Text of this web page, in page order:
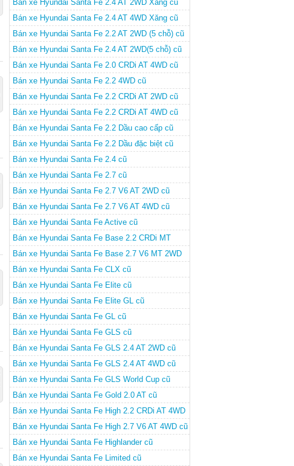
Bán xe Hyundai Santa Fe 2.4 AT 2WD Xăng cũ
Bán xe Hyundai Santa Fe 2.4 AT 4WD Xăng cũ
Bán xe Hyundai Santa Fe 2.2 AT 2WD (5 chỗ) cũ
Bán xe Hyundai Santa Fe 2.4 AT 2WD(5 chỗ) cũ
Bán xe Hyundai Santa Fe 2.0 CRDi AT 4WD cũ
Bán xe Hyundai Santa Fe 2.2 4WD cũ
Bán xe Hyundai Santa Fe 2.2 CRDi AT 2WD cũ
Bán xe Hyundai Santa Fe 2.2 CRDi AT 4WD cũ
Bán xe Hyundai Santa Fe 2.2 Dầu cao cấp cũ
Bán xe Hyundai Santa Fe 2.2 Dầu đặc biệt cũ
Bán xe Hyundai Santa Fe 2.4 cũ
Bán xe Hyundai Santa Fe 2.7 cũ
Bán xe Hyundai Santa Fe 2.7 V6 AT 2WD cũ
Bán xe Hyundai Santa Fe 2.7 V6 AT 4WD cũ
Bán xe Hyundai Santa Fe Active cũ
Bán xe Hyundai Santa Fe Base 2.2 CRDi MT
2WD cũ
Bán xe Hyundai Santa Fe Base 2.7 V6 MT 2WD
cũ
Bán xe Hyundai Santa Fe CLX cũ
Bán xe Hyundai Santa Fe Elite cũ
Bán xe Hyundai Santa Fe Elite GL cũ
Bán xe Hyundai Santa Fe GL cũ
Bán xe Hyundai Santa Fe GLS cũ
Bán xe Hyundai Santa Fe GLS 2.4 AT 2WD cũ
Bán xe Hyundai Santa Fe GLS 2.4 AT 4WD cũ
Bán xe Hyundai Santa Fe GLS World Cup cũ
Bán xe Hyundai Santa Fe Gold 2.0 AT cũ
Bán xe Hyundai Santa Fe High 2.2 CRDi AT 4WD
cũ
Bán xe Hyundai Santa Fe High 2.7 V6 AT 4WD cũ
Bán xe Hyundai Santa Fe Highlander cũ
Bán xe Hyundai Santa Fe Limited cũ